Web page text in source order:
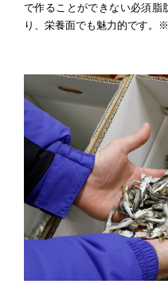
で作ることができない必須脂
り、栄養面でも魅力的です。※